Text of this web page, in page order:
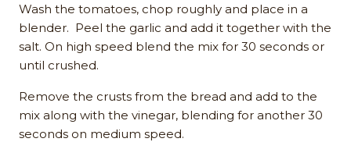
Wash the tomatoes, chop roughly and place in a
blender. Peel the garlic and add it together with the
salt. On high speed blend the mix for 30 seconds or
until crushed.
Remove the crusts from the bread and add to the
mix along with the vinegar, blending for another 30
seconds on medium speed.